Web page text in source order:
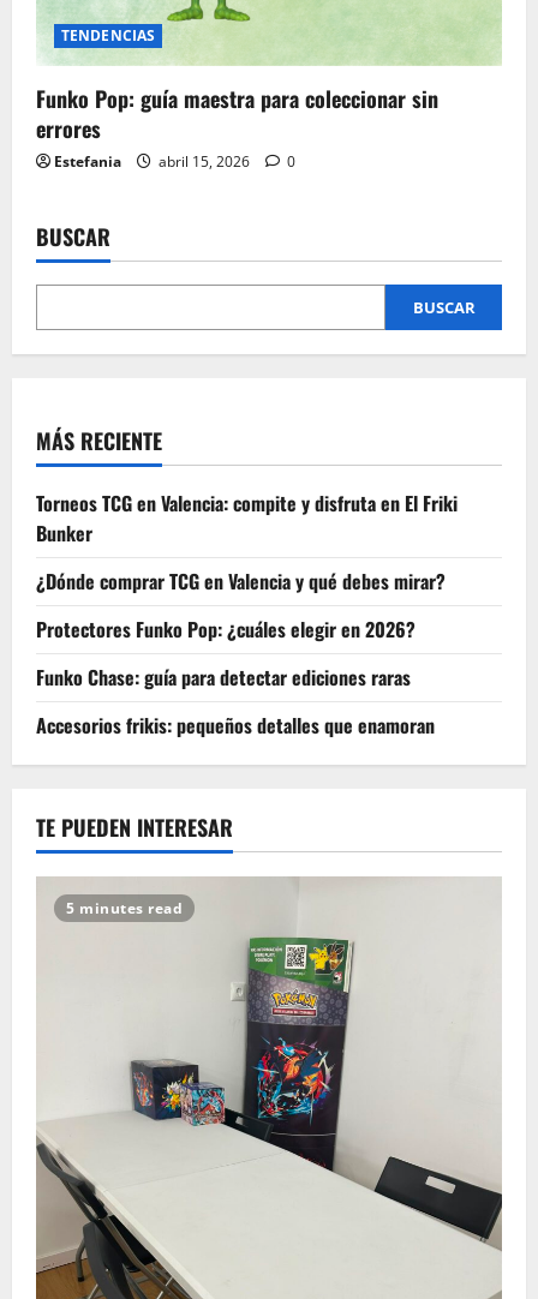
TENDENCIAS
Funko Pop: guía maestra para coleccionar sin
errores
Estefania abril 15, 2026 0
BUSCAR
BUSCAR
MÁS RECIENTE
Torneos TCG en Valencia: compite y disfruta en El Friki
Bunker
¿Dónde comprar TCG en Valencia y qué debes mirar?
Protectores Funko Pop: ¿cuáles elegir en 2026?
Funko Chase: guía para detectar ediciones raras
Accesorios frikis: pequeños detalles que enamoran
TE PUEDEN INTERESAR
5 minutes read